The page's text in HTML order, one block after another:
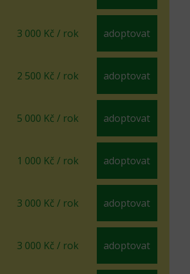
3 000 Kč / rok adoptovat
2 500 Kč / rok adoptovat
5 000 Kč / rok adoptovat
1 000 Kč / rok adoptovat
3 000 Kč / rok adoptovat
3 000 Kč / rok adoptovat